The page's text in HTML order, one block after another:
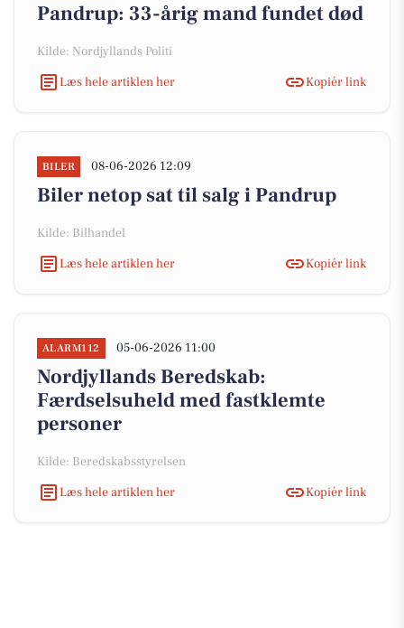
Pandrup: 33-årig mand fundet død
Kilde: Nordjyllands Politi
Læs hele artiklen her
Kopiér link
BILER 08-06-2026 12:09
Biler netop sat til salg i Pandrup
Kilde: Bilhandel
Læs hele artiklen her
Kopiér link
ALARM112 05-06-2026 11:00
Nordjyllands Beredskab:
Færdselsuheld med fastklemte
personer
Kilde: Beredskabsstyrelsen
Læs hele artiklen her
Kopiér link